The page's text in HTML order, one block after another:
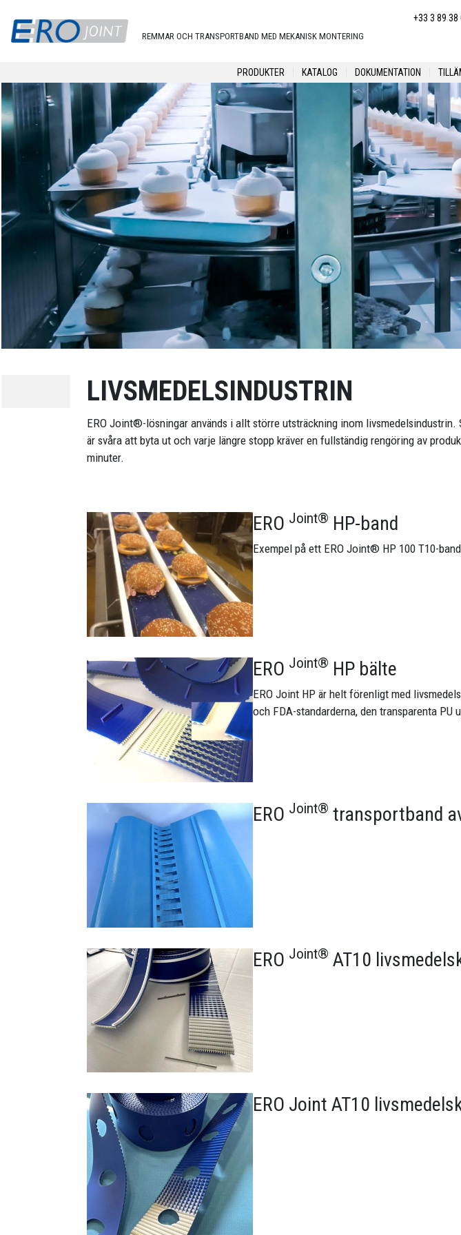
+33 3 89 38
REMMAR OCH TRANSPORTBAND MED MEKANISK MONTERING
Huvudmeny
PRODUKTER KATALOG DOKUMENTATION
LIVSMEDELSINDUSTRIN
ERO Joint®-lösningar används i allt större utsträckning inom
är svåra att byta ut och varje längre stopp kräver en fullständig rengöring av
minuter.
Bild ERO Joint® HP-band
Exempel på ett ERO Joint® HP 100 T10-
Bild ERO Joint® HP bälte
ERO Joint HP är helt förenligt med
och FDA-standarderna, den transparenta
ERO Joint® transportband
Bild ERO Joint® AT10
Bild ERO Joint AT10